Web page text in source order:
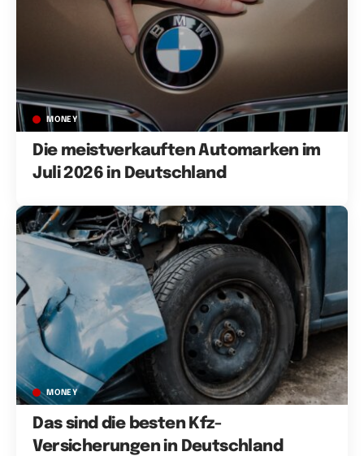
MONEY
Die meistverkauften Automarken im
Juli 2026 in Deutschland
MONEY
Das sind die besten Kfz-
Versicherungen in Deutschland